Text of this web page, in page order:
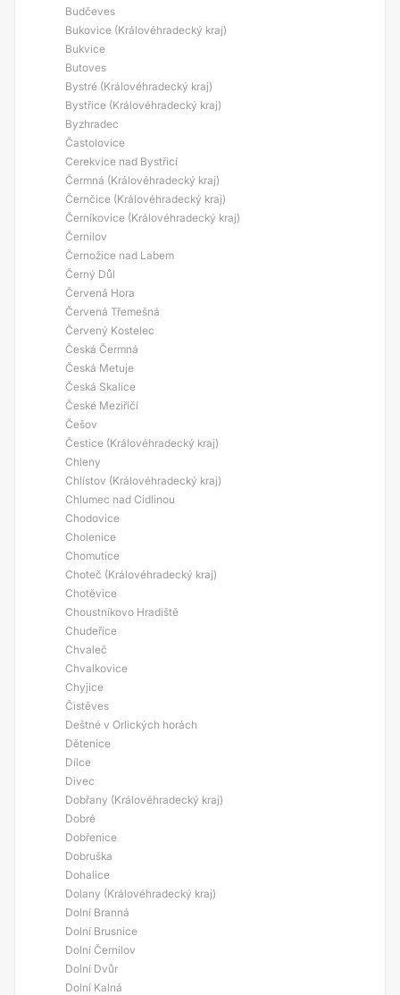
Budčeves
Bukovice (Královéhradecký kraj)
Bukvice
Butoves
Bystré (Královéhradecký kraj)
Bystřice (Královéhradecký kraj)
Byzhradec
Častolovice
Cerekvice nad Bystřicí
Čermná (Královéhradecký kraj)
Černčice (Královéhradecký kraj)
Černíkovice (Královéhradecký kraj)
Černilov
Černožice nad Labem
Černý Důl
Červená Hora
Červená Třemešná
Červený Kostelec
Česká Čermná
Česká Metuje
Česká Skalice
České Meziříčí
Češov
Čestice (Královéhradecký kraj)
Chleny
Chlístov (Královéhradecký kraj)
Chlumec nad Cidlinou
Chodovice
Cholenice
Chomutice
Choteč (Královéhradecký kraj)
Chotěvice
Choustníkovo Hradiště
Chudeřice
Chvaleč
Chvalkovice
Chyjice
Čistěves
Deštné v Orlických horách
Dětenice
Dílce
Divec
Dobřany (Královéhradecký kraj)
Dobré
Dobřenice
Dobruška
Dohalice
Dolany (Královéhradecký kraj)
Dolní Branná
Dolní Brusnice
Dolní Černilov
Dolní Dvůr
Dolní Kalná